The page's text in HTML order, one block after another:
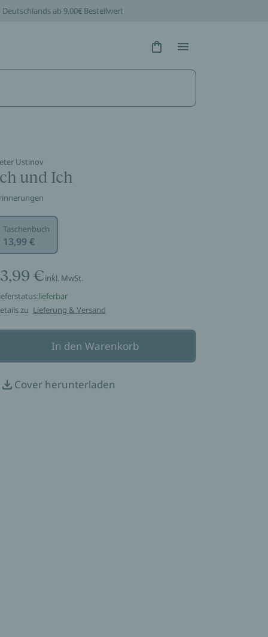
ab 9,00€ Bestellwert
Hidden Text
Hidden Text
Ustinov
und Ich
Taschenbuch
13,99 €
€inkl. MwSt.
lieferbar
zu Lieferung & Versand
In den Warenkorb
Cover herunterladen